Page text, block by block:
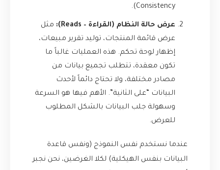
Consistency).
عرض حالة النظام (القراءة – Reads):
مثل
عرض قائمة المنتجات، توليد تقرير مبيعات،
إظهار لوحة تحكم. هذه العمليات غالباً ما
تكون معقدة، تتطلب تجميع بيانات من
مصادر مختلفة، ولا تحتاج دائماً لأحدث
البيانات “على الثانية”. الأهم فيها هو السرعة
وسهولة جلب البيانات بالشكل المطلوب
للعرض.
عندما نستخدم نفس النموذج (ونفس قاعدة
البيانات بنفس الهيكلية) لكلا الغرضين، نحن نجبر